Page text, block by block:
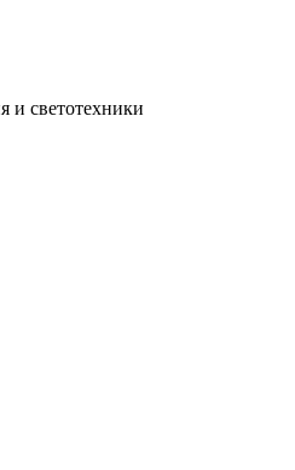
и светотехники